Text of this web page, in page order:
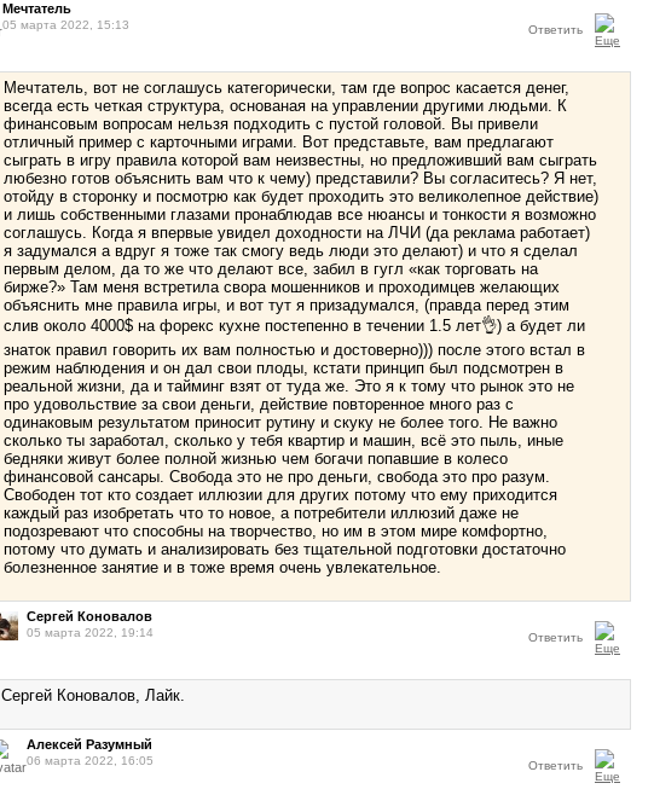
Мечтатель
05 марта 2022, 15:13 Ответить
Мечтатель, вот не соглашусь категорически, там где вопрос касается денег,
всегда есть четкая структура, основаная на управлении другими людьми. К
финансовым вопросам нельзя подходить с пустой головой. Вы привели
отличный пример с карточными играми. Вот представьте, вам предлагают
сыграть в игру правила которой вам неизвестны, но предложивший вам сыграть
любезно готов объяснить вам что к чему) представили? Вы согласитесь? Я нет,
отойду в сторонку и посмотрю как будет проходить это великолепное действие)
и лишь собственными глазами пронаблюдав все нюансы и тонкости я возможно
соглашусь. Когда я впервые увидел доходности на ЛЧИ (да реклама работает)
я задумался а вдруг я тоже так смогу ведь люди это делают) и что я сделал
первым делом, да то же что делают все, забил в гугл «как торговать на
бирже?» Там меня встретила свора мошенников и проходимцев желающих
объяснить мне правила игры, и вот тут я призадумался, (правда перед этим
слив около 4000$ на форекс кухне постепенно в течении 1.5 лет👌) а будет ли
знаток правил говорить их вам полностью и достоверно))) после этого встал в
режим наблюдения и он дал свои плоды, кстати принцип был подсмотрен в
реальной жизни, да и тайминг взят от туда же. Это я к тому что рынок это не
про удовольствие за свои деньги, действие повторенное много раз с
одинаковым результатом приносит рутину и скуку не более того. Не важно
сколько ты заработал, сколько у тебя квартир и машин, всё это пыль, иные
бедняки живут более полной жизнью чем богачи попавшие в колесо
финансовой сансары. Свобода это не про деньги, свобода это про разум.
Свободен тот кто создает иллюзии для других потому что ему приходится
каждый раз изобретать что то новое, а потребители иллюзий даже не
подозревают что способны на творчество, но им в этом мире комфортно,
потому что думать и анализировать без тщательной подготовки достаточно
болезненное занятие и в тоже время очень увлекательное.
Сергей Коновалов
05 марта 2022, 19:14 Ответить
Сергей Коновалов, Лайк.
Алексей Разумный
06 марта 2022, 16:05 Ответить